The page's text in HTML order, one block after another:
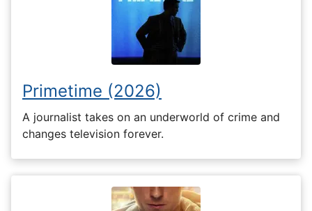
Primetime (2026)
A journalist takes on an underworld of crime and
changes television forever.